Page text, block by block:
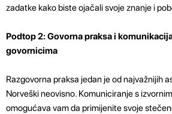
zadatke kako biste ojačali svoje znanje i
Podtop 2: Govorna praksa i
govornicima
Razgovorna praksa jedan je od najvažnijih
Norveški neovisno. Komuniciranje s
omogućava vam da primijenite svoje